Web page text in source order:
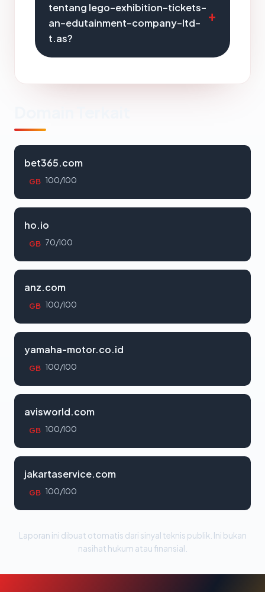
tentang lego-exhibition-tickets-
an-edutainment-company-ltd-
t.as?
bet365.com
GB 100/100
ho.io
GB 70/100
anz.com
GB 100/100
yamaha-motor.co.id
GB 100/100
avisworld.com
GB 100/100
jakartaservice.com
GB 100/100
Laporan ini dibuat otomatis dari sinyal teknis publik. Ini bukan
nasihat hukum atau finansial.